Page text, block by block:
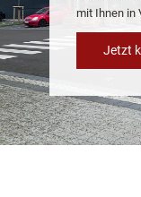
mit Ihnen in
Jetzt